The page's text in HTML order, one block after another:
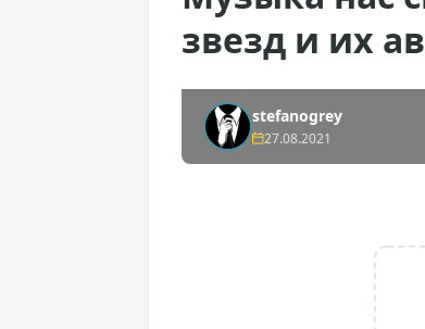
звезд и их
stefanogrey
27.08.2021